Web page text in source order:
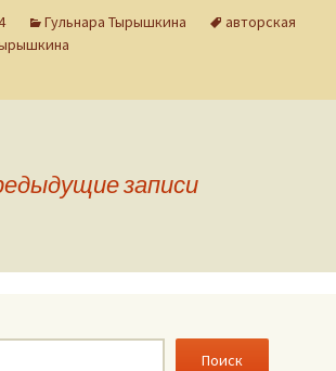
Гульнара Тырышкина
авторская
записи
Поиск